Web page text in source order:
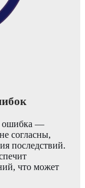
ошибка —
согласны,
последствий.
что может